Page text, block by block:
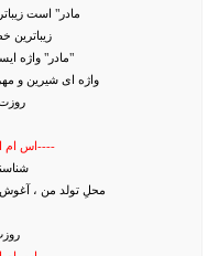
مادر" است
"مادر" واژه
واژه ای شیرین و
روزت
----اس ام
محلِ تولد من ، آغوش